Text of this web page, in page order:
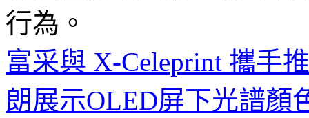
行為。
富采與 X-Celeprint 攜手
朗展示OLED屏下光譜顏